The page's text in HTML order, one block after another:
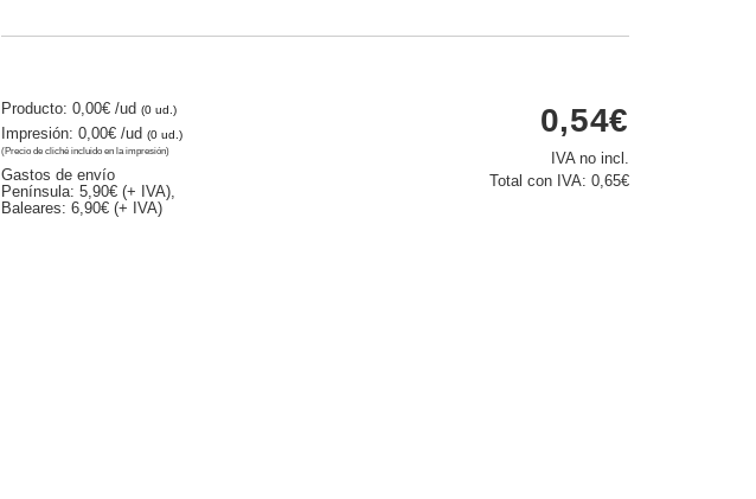
Producto: 0,00€ /ud (0 ud.)
Impresión: 0,00€ /ud (0 ud.)
(Precio de cliché incluido en la impresión)
Gastos de envío
Península: 5,90€ (+ IVA),
Baleares: 6,90€ (+ IVA)
0,54€
IVA no incl.
Total con IVA: 0,65€